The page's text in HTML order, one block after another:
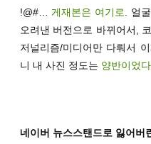
!@#… 게재본은 여기로
. 얼
오려낸 버전으로 바뀌어서,
저널리즘/미디어만 다뤄서
니 내 사진 정도는 양반이었다.
네이버 뉴스스탠드로 잃어버